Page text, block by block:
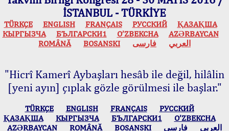
İSTANBUL - TÜRKİYE
TÜRKÇE ENGLISH FRANÇAIS РУССКИЙ
ҚАЗАҚША
КЫPГЫЗЧA
БЪЛГАРСКИ1 O’ZBEKCHA
AZӘRBAYCAN
ROMÂNĂ
BOSANSKI العربي فارسی
"Hicrî Kamerî Aybaşları hesâb ile değil, hilâlin
[yeni ayın] çıplak gözle görülmesi ile başlar."
TÜRKÇE ENGLISH FRANÇAIS
РУССКИЙ
ҚАЗАҚША
КЫPГЫЗЧA БЪЛГАРСКИ1
O’ZBEKCHA
AZӘRBAYCAN
ROMÂNĂ BOSANSKI العربي فارسی